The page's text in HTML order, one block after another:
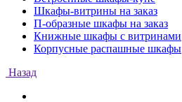
Шкафы-витрины на заказ
П-образные шкафы на заказ
Книжные шкафы с витринами
Корпусные распашные шкафы
Назад